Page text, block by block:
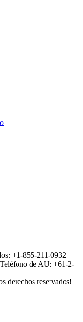
+1-855-211-0932
Teléfono de AU: +61-2-
derechos reservados!